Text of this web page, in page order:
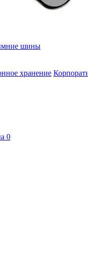
шины
хранение
0